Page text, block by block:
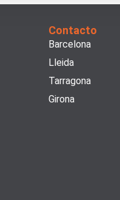
Contacto
Barcelona
Lleida
Tarragona
Girona